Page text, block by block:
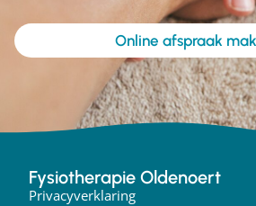
Online afspraak
Fysiotherapie Oldenoert
Privacyverklaring